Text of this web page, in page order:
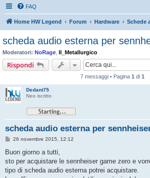
FAQ
Home HW Legend Forum Hardware Schede
scheda audio esterna per
Moderatori: NoRage Il_Metallurgico
Rispondi
7 messaggi • Pagina 1 di 1
Dedant75
Neo iscritto
scheda audio esterna per
M
s
a
g
26 novembre 2015, 12:12
Buon giorno a tutti,
sto per acquistare le sennheiser game zero e
tipo di scheda audio esterna potrei acquistare.